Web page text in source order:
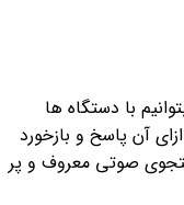
با دستگاه ها
آن پاسخ و بازخورد
صوتی معروف و پر